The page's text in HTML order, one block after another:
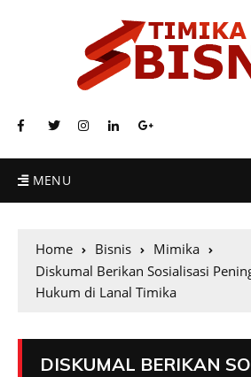
MENU
Home Bisnis
Mimika
Diskumal Berikan Sosialisasi
Hukum di Lanal Timika
DISKUMAL BERIKAN